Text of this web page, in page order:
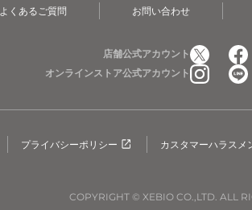
よくあるご質問 お問い合わせ
店舗公式アカウント
オンラインストア公式アカウント
プライバシーポリシー カスタマーハラスメ
COPYRIGHT © XEBIO CO.,LTD. ALL